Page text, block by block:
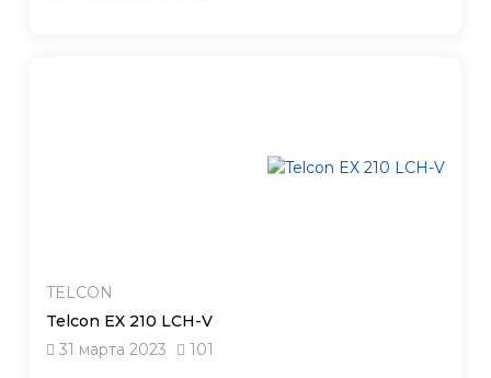
TELCON
Telcon EX 210 LCH-V
31 марта 2023
101